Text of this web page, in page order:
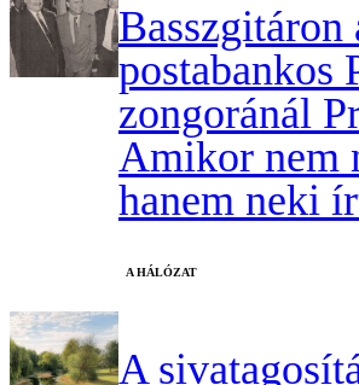
Basszgitáron
postabankos
zongoránál
Amikor nem
hanem neki
A HÁLÓZAT
A